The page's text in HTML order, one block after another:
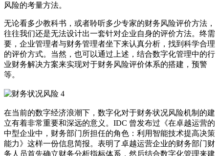
风险的考量方法。
无论看多少教科书，或者聆听多少专家的财务风险评价方法，
往往我们还是无法设计出一套针对企业自身的评价方法。终需
要，企业管理者与财务管理者坐下来认真分析，找到科学合理
的评价方式。当然，也可以通过上述，结合数字化管理中的行
业财务解决方案来实现对于财务风险评价体系的搭建，预警
等。
在当前的数字经济浪潮下，数字化对于财务状况风险机制的建
立有着非常重要和深远的意义。IDC 曾发布过《在卓越运营的
中型企业中，财务部门所担任的角色：利用智能技术提高决策
能力》这样一份信息简报。表明了卓越运营企业的财务部门财
务人员首先确立财务分析指标体系，然后结合数字化管理来建